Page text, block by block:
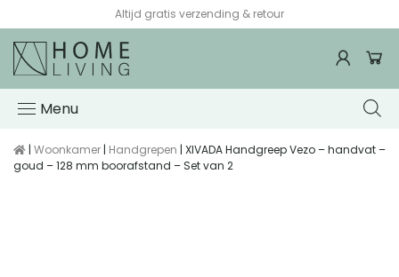
Altijd gratis verzending & retour
Menu
| Woonkamer | Handgrepen | XIVADA Handgreep Vezo – handvat –
goud – 128 mm boorafstand – Set van 2